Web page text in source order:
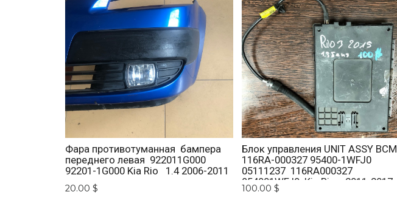
Фара противотуманная бампера
переднего левая 922011G000
92201-1G000 Kia Rio 1.4 2006-2011
20.00 $
Блок управления UNIT ASSY BCM
116RA-000327 95400-1WFJ0
05111237 116RA000327
954001WFJ0 Kia Rio 2011-2017
100.00 $